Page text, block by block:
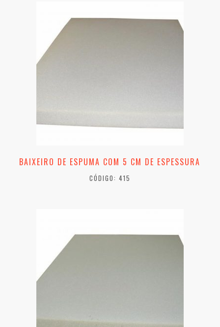
BAIXEIRO DE ESPUMA COM 5 CM DE ESPESSURA
CÓDIGO: 415